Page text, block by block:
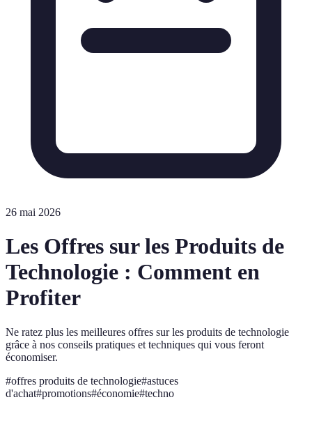
26 mai 2026
Les Offres sur les Produits de
Technologie : Comment en
Profiter
Ne ratez plus les meilleures offres sur les produits de technologie
grâce à nos conseils pratiques et techniques qui vous feront
économiser.
#offres produits de technologie#astuces
d'achat#promotions#économie#techno